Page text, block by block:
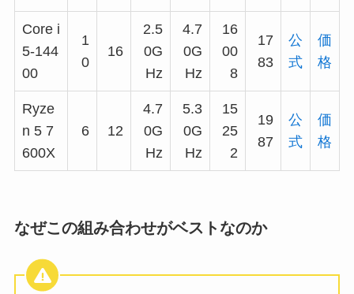
Core i
5-144
00
1
0
16
2.5
0G
Hz
4.7
0G
Hz
16
00
8
17
83
公
式
価
格
Ryze
n 5 7
600X
6 12
4.7
0G
Hz
5.3
0G
Hz
15
25
2
19
87
公
式
価
格
なぜこの組み合わせがベストなのか